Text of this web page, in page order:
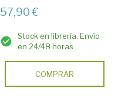
57,90 €
Stock en librería. Envío
en 24/48 horas
COMPRAR